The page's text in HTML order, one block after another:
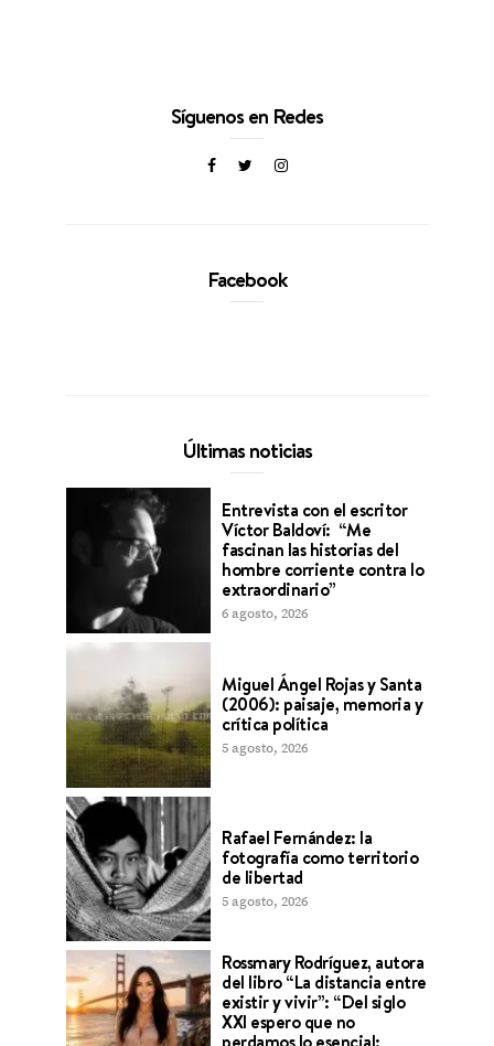
Síguenos en Redes
Facebook
Últimas noticias
Entrevista con el escritor
Víctor Baldoví: “Me
fascinan las historias del
hombre corriente contra lo
extraordinario”
6 agosto, 2026
Miguel Ángel Rojas y Santa
(2006): paisaje, memoria y
crítica política
5 agosto, 2026
Rafael Fernández: la
fotografía como territorio
de libertad
5 agosto, 2026
Rossmary Rodríguez, autora
del libro “La distancia entre
existir y vivir”: “Del siglo
XXI espero que no